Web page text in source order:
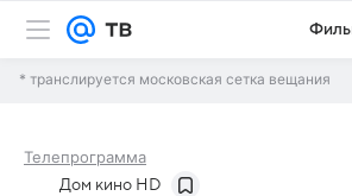
* транслируется московская сетка вещания
Телепрограмма
Дом кино HD